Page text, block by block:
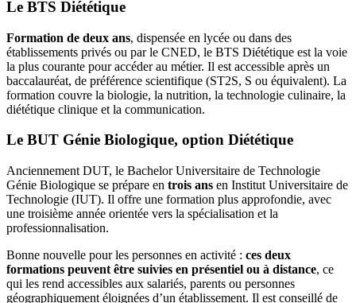
Le BTS Diététique
Formation de deux ans, dispensée en lycée ou dans des
établissements privés ou par le CNED, le BTS Diététique est la voie
la plus courante pour accéder au métier. Il est accessible après un
baccalauréat, de préférence scientifique (ST2S, S ou équivalent). La
formation couvre la biologie, la nutrition, la technologie culinaire, la
diététique clinique et la communication.
Le BUT Génie Biologique, option Diététique
Anciennement DUT, le Bachelor Universitaire de Technologie
Génie Biologique se prépare en trois ans en Institut Universitaire de
Technologie (IUT). Il offre une formation plus approfondie, avec
une troisième année orientée vers la spécialisation et la
professionnalisation.
Bonne nouvelle pour les personnes en activité : ces deux
formations peuvent être suivies en présentiel ou à distance, ce
qui les rend accessibles aux salariés, parents ou personnes
géographiquement éloignées d’un établissement. Il est conseillé de